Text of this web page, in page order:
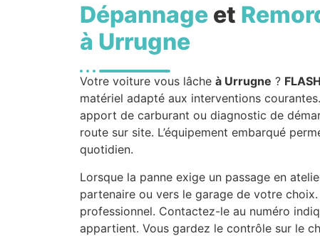
Dépannage et
à Urrugne
Votre voiture vous lâche à Urrugne ?
matériel adapté aux interventions
apport de carburant ou diagnostic de
route sur site. L’équipement embarqué
quotidien.
Lorsque la panne exige un passage en
partenaire ou vers le garage de votre
professionnel. Contactez-le au numéro
appartient. Vous gardez le contrôle sur le